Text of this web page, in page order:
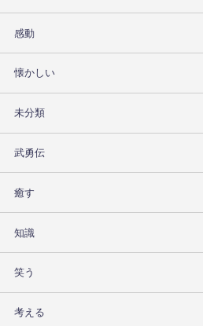
感動
懐かしい
未分類
武勇伝
癒す
知識
笑う
考える